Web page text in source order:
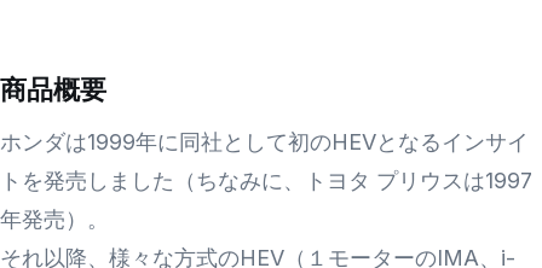
商品概要
ホンダは1999年に同社として初のHEVとなるインサイ
トを発売しました（ちなみに、トヨタ プリウスは1997
年発売）。
それ以降、様々な方式のHEV（１モーターのIMA、i-